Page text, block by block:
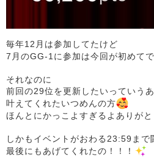
毎年12月は参加してたけど
7月のGG-1に参加は今回が初めて
それなのに
前回の29位を更新したいっていう
叶えてくれたいつめんの方
ほんとにかっこよすぎるよありがと
しかもイベントがおわる23:59まで
最後にもあげてくれたの！！！